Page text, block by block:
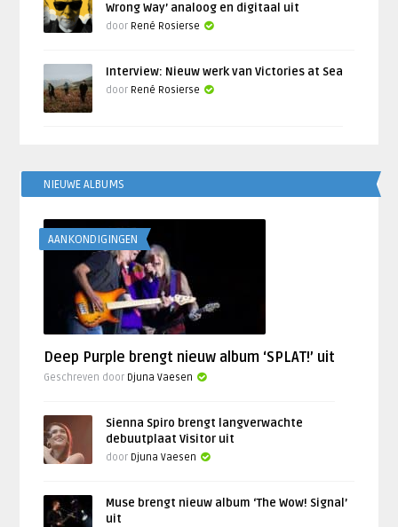
Wrong Way’ analoog en digitaal uit
door René Rosierse
Interview: Nieuw werk van Victories at Sea
door René Rosierse
NIEUWE ALBUMS
AANKONDIGINGEN
Deep Purple brengt nieuw album ‘SPLAT!’ uit
Geschreven door Djuna Vaesen
Sienna Spiro brengt langverwachte
debuutplaat Visitor uit
door Djuna Vaesen
Muse brengt nieuw album ‘The Wow! Signal’
uit